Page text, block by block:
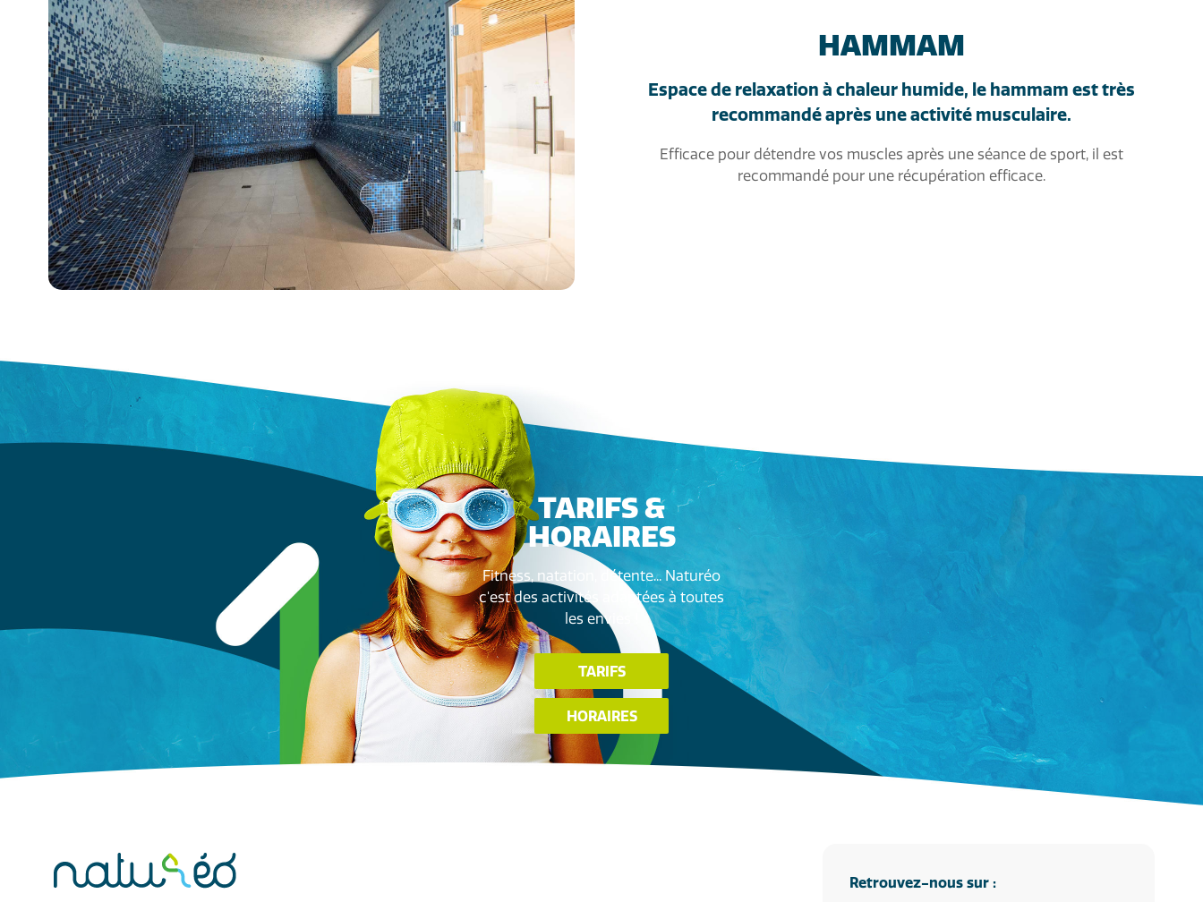
HAMMAM
Espace de relaxation à chaleur humide, le hammam est très
recommandé après une activité musculaire.
Efficace pour détendre vos muscles après une séance de sport, il est
recommandé pour une récupération efficace.
TARIFS &
HORAIRES
Fitness, natation, détente... Naturéo
c'est des activités adaptées à toutes
les envies !
TARIFS
HORAIRES
Retrouvez-nous sur :